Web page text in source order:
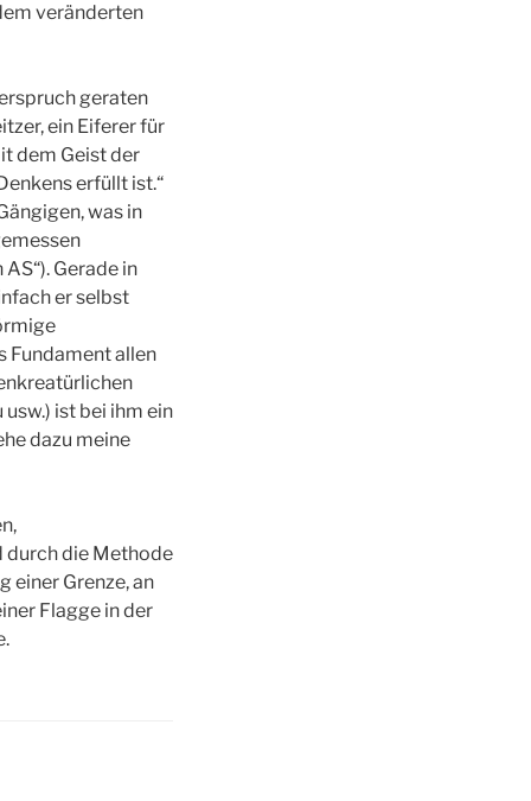
veränderten
geraten
ein Eiferer für
dem Geist der
erfüllt ist.“
was in
Gerade in
er selbst
Fundament allen
ist bei ihm ein
dazu meine
durch die Methode
einer Grenze, an
Flagge in der